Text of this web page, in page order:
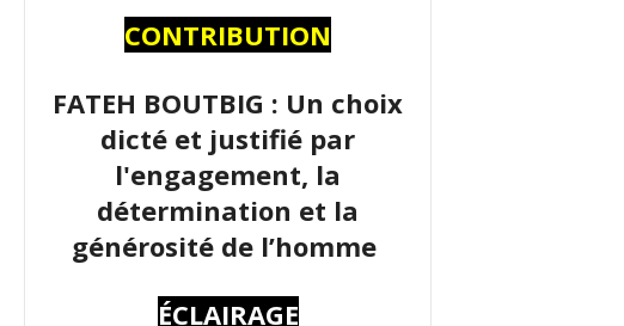
CONTRIBUTION
FATEH BOUTBIG : Un choix
dicté et justifié par
l'engagement, la
détermination et la
générosité de l’homme
ÉCLAIRAGE